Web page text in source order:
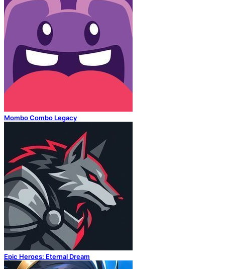
Mombo Combo Legacy
Epic Heroes: Eternal Dream